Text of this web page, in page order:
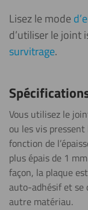
Lisez le mode
d’utiliser le joint
survitrage.
Vous utilisez le
ou les vis
fonction de
plus épais de 1
façon, la plaque
auto-adhésif et se
autre matériau.